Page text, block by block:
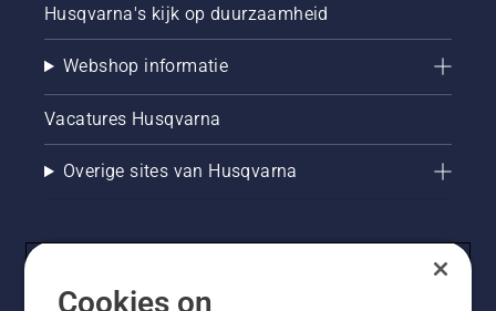
eerst uw
Start uw
en
controleer
of de
kettingrem
kettingzaag
Husqvarna's kijk op duurzaamheid
Webshop informatie
Vacatures Husqvarna
Overige sites van Husqvarna
Cookies on